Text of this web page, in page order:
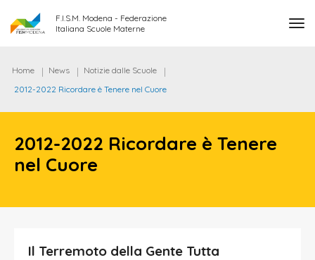
F.I.S.M. Modena - Federazione
Italiana Scuole Materne
Home News
Notizie dalle Scuole
2012-2022 Ricordare è Tenere nel Cuore
2012-2022 Ricordare è Tenere
nel Cuore
Il Terremoto della Gente Tutta